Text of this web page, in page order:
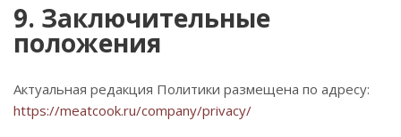
9. Заключительные
положения
Актуальная редакция Политики размещена по адресу:
https://meatcook.ru/company/privacy/